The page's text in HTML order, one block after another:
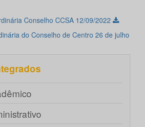
Conselho CCSA 12/09/2022
do Conselho de Centro 26 de julho